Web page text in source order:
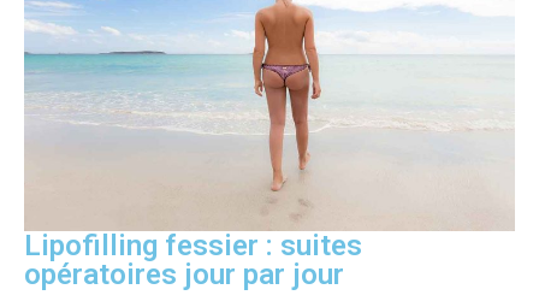
Lipofilling fessier : suites
opératoires jour par jour